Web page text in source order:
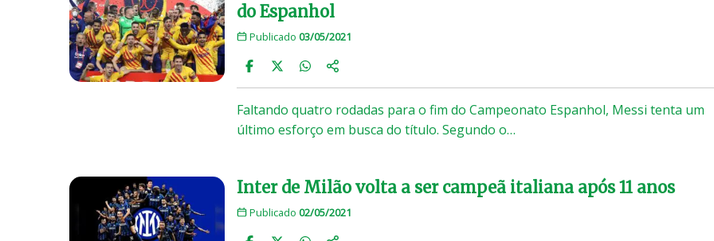
do Espanhol
Publicado 03/05/2021
Faltando quatro rodadas para o fim do Campeonato Espanhol, Messi tenta um
último esforço em busca do título. Segundo o…
Inter de Milão volta a ser campeã italiana após 11 anos
Publicado 02/05/2021